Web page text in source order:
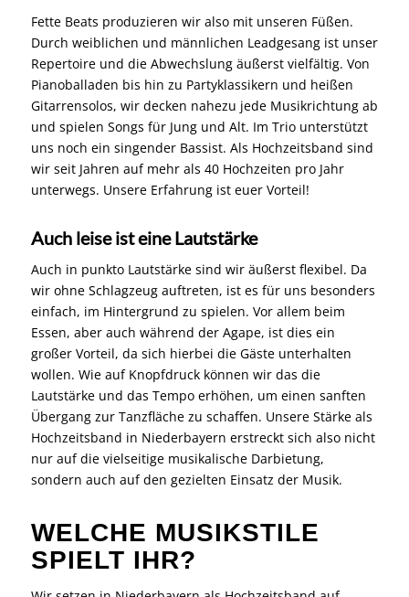
Fette Beats produzieren wir also mit unseren Füßen.
Durch weiblichen und männlichen Leadgesang ist unser
Repertoire und die Abwechslung äußerst vielfältig. Von
Pianoballaden bis hin zu Partyklassikern und heißen
Gitarrensolos, wir decken nahezu jede Musikrichtung ab
und spielen Songs für Jung und Alt. Im Trio unterstützt
uns noch ein singender Bassist. Als Hochzeitsband sind
wir seit Jahren auf mehr als 40 Hochzeiten pro Jahr
unterwegs. Unsere Erfahrung ist euer Vorteil!
Auch leise ist eine Lautstärke
Auch in punkto Lautstärke sind wir äußerst flexibel. Da
wir ohne Schlagzeug auftreten, ist es für uns besonders
einfach, im Hintergrund zu spielen. Vor allem beim
Essen, aber auch während der Agape, ist dies ein
großer Vorteil, da sich hierbei die Gäste unterhalten
wollen. Wie auf Knopfdruck können wir das die
Lautstärke und das Tempo erhöhen, um einen sanften
Übergang zur Tanzfläche zu schaffen. Unsere Stärke als
Hochzeitsband in Niederbayern erstreckt sich also nicht
nur auf die vielseitige musikalische Darbietung,
sondern auch auf den gezielten Einsatz der Musik.
WELCHE MUSIKSTILE
SPIELT IHR?